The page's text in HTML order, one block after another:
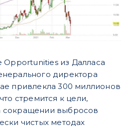
Opportunities из Далласа
директора
привлекла 300 миллионов
стремится к цели,
сокращении выбросов
чистых методах